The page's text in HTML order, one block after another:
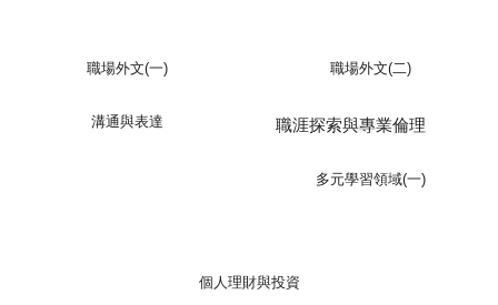
職場外文(一)
溝通與表達
職場外文(二)
職涯探索與專業倫理
多元學習領域(一)
個人理財與投資